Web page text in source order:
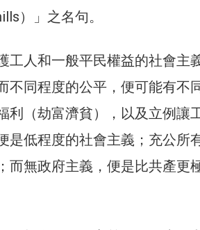
）」之名句。
人和一般平民權益的社會主
不同程度的公平，便可能有不
利（劫富濟貧），以及立例讓
是低程度的社會主義；充公所
而無政府主義，便是比共產更